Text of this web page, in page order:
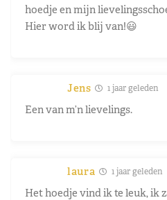
hoedje en mijn
Hier word ik blij van!😃
Jens 1 jaar geleden
Een van m’n lievelings.
laura 1 jaar geleden
Het hoedje vind ik te leuk, ik